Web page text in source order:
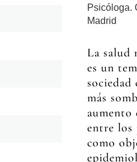
Psicóloga.
Madrid
La salud
es un
sociedad
más
aumento
entre los
como